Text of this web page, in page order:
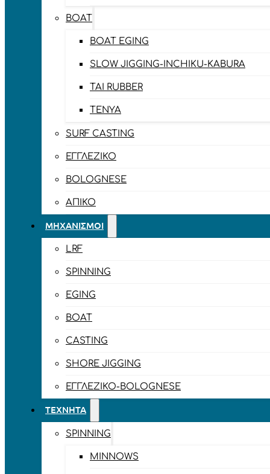
BOAT
BOAT EGING
SLOW JIGGING-INCHIKU-KABURA
TAI RUBBER
TENYA
SURF CASTING
ΕΓΓΛΈΖΙΚΟ
BOLOGNESE
ΑΠΊΚΟ
ΜΗΧΑΝΙΣΜΟΊ
LRF
SPINNING
EGING
BOAT
CASTING
SHORE JIGGING
ΕΓΓΛΈΖΙΚΟ-BOLOGNESE
ΤΕΧΝΗΤΆ
SPINNING
MINNOWS